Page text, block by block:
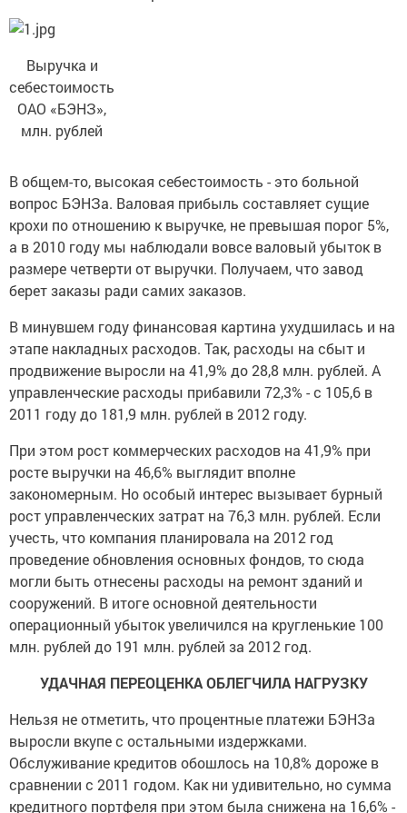
Выручка и
себестоимость
ОАО «БЭНЗ»,
млн. рублей
В общем-то, высокая себестоимость - это больной
вопрос БЭНЗа. Валовая прибыль составляет сущие
крохи по отношению к выручке, не превышая порог 5%,
а в 2010 году мы наблюдали вовсе валовый убыток в
размере четверти от выручки. Получаем, что завод
берет заказы ради самих заказов.
В минувшем году финансовая картина ухудшилась и на
этапе накладных расходов. Так, расходы на сбыт и
продвижение выросли на 41,9% до 28,8 млн. рублей. А
управленческие расходы прибавили 72,3% - с 105,6 в
2011 году до 181,9 млн. рублей в 2012 году.
При этом рост коммерческих расходов на 41,9% при
росте выручки на 46,6% выглядит вполне
закономерным. Но особый интерес вызывает бурный
рост управленческих затрат на 76,3 млн. рублей. Если
учесть, что компания планировала на 2012 год
проведение обновления основных фондов, то сюда
могли быть отнесены расходы на ремонт зданий и
сооружений. В итоге основной деятельности
операционный убыток увеличился на кругленькие 100
млн. рублей до 191 млн. рублей за 2012 год.
УДАЧНАЯ ПЕРЕОЦЕНКА ОБЛЕГЧИЛА НАГРУЗКУ
Нельзя не отметить, что процентные платежи БЭНЗа
выросли вкупе с остальными издержками.
Обслуживание кредитов обошлось на 10,8% дороже в
сравнении с 2011 годом. Как ни удивительно, но сумма
кредитного портфеля при этом была снижена на 16,6% -